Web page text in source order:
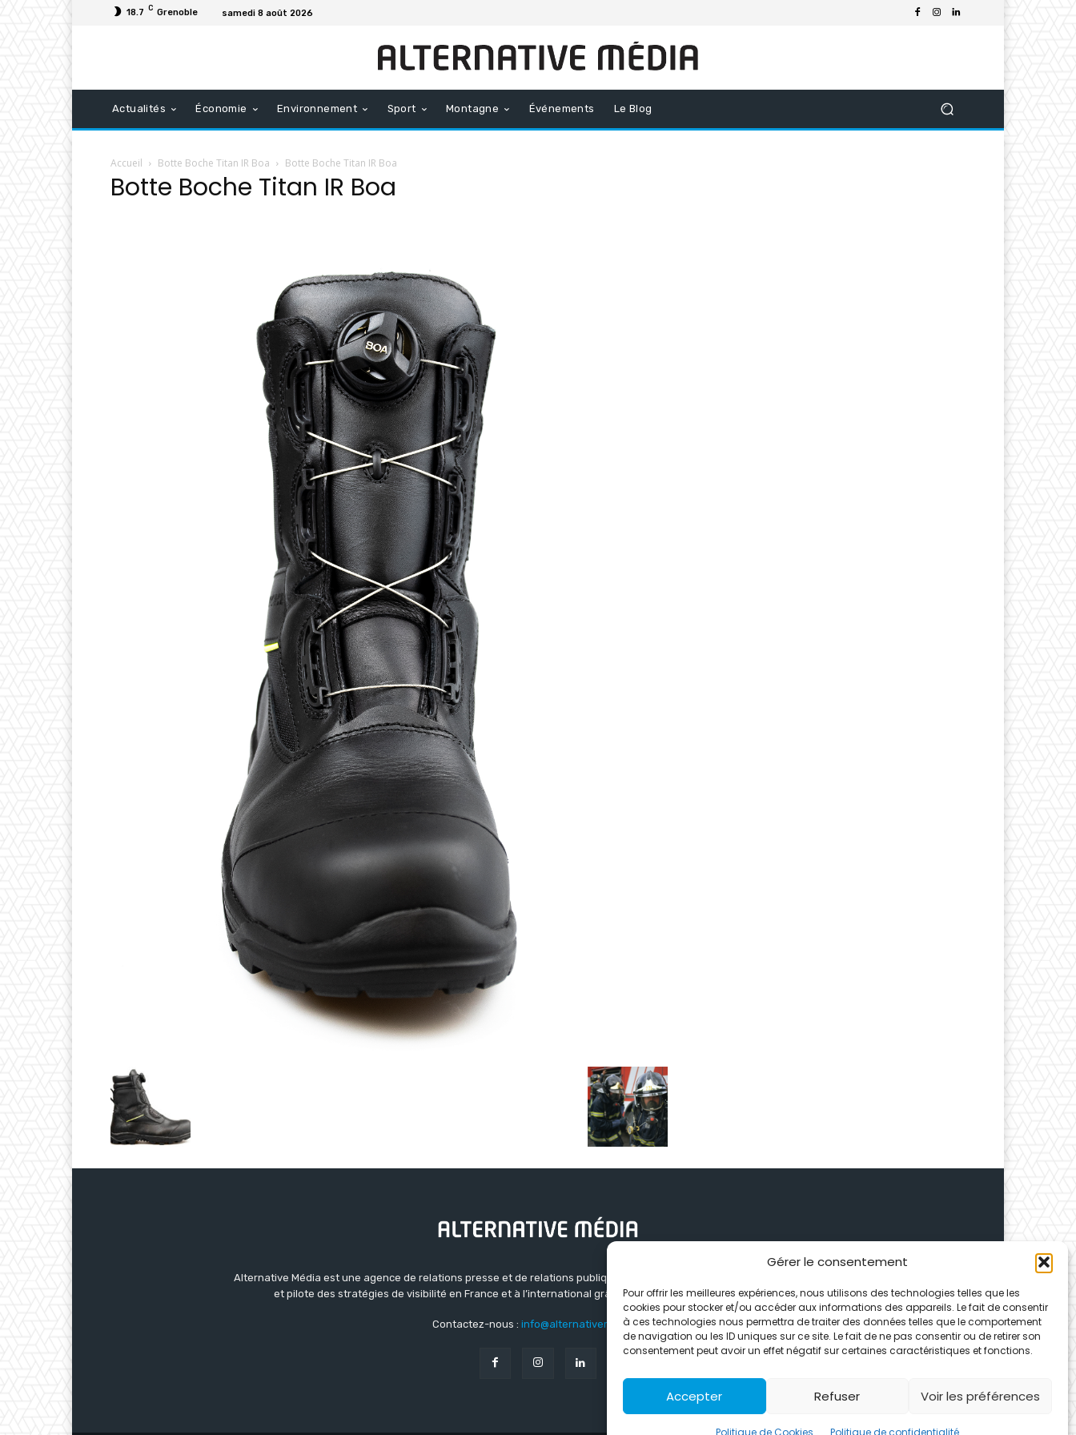
Gérer le consentement
Pour offrir les meilleures expériences, nous utilisons des technologies telles que les
cookies pour stocker et/ou accéder aux informations des appareils. Le fait de consentir
à ces technologies nous permettra de traiter des données telles que le comportement
de navigation ou les ID uniques sur ce site. Le fait de ne pas consentir ou de retirer son
consentement peut avoir un effet négatif sur certaines caractéristiques et fonctions.
Accepter Refuser Voir les préférences
Politique de Cookies Politique de confidentialité
18.7 C Grenoble samedi 8 août 2026
Actualités Économie Environnement Sport Montagne Événements Le Blog
Accueil Botte Boche Titan IR Boa Botte Boche Titan IR Boa
Botte Boche Titan IR Boa
Alternative Média est une agence de relations presse et de relations publiques basée à Grenoble. Depuis 1995, elle conçoit
et pilote des stratégies de visibilité en France et à l’international grâce à un réseau d’agences partenaires.
Contactez-nous : info@alternativemedia.fr